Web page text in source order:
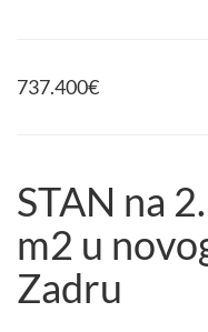
737.400€
STAN na
m2 u
Zadru